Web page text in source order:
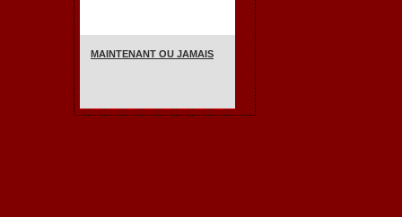
MAINTENANT OU JAMAIS